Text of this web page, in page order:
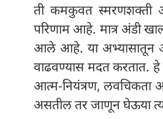
ती कमकुवत स्मरणशक्ती
परिणाम आहे. मात्र अंडी
आले आहे. या अभ्यासातून
वाढवण्यास मदत करतात.
आत्म-नियंत्रण, लवचिकता
असतील तर जाणून घेऊया